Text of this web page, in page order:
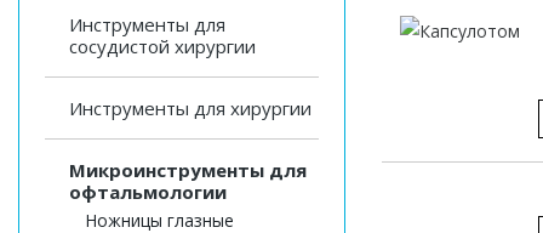
Инструменты для
сосудистой хирургии
Инструменты для хирургии
Микроинструменты для
офтальмологии
Ножницы глазные